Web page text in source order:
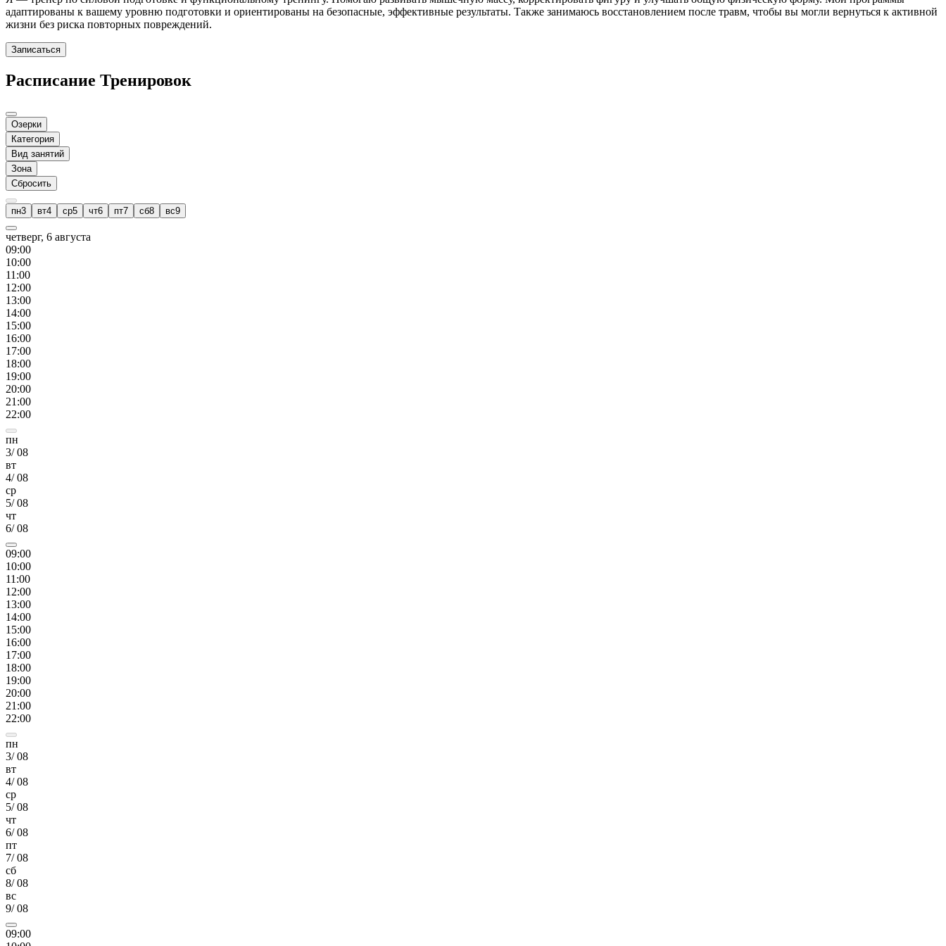
адаптированы к вашему уровню подготовки и ориентированы на безопасные, эффективные результаты. Также занимаюсь восстановлением после травм, чтобы вы могли вернуться к активной
жизни без риска повторных повреждений.
Записаться
Расписание Тренировок
Озерки
Категория
Вид занятий
Зона
Сбросить
пн3 вт4 ср5 чт6 пт7 сб8 вс9
четверг, 6 августа
09:00
10:00
11 :00
12:00
13:00
14:00
15:00
16:00
17:00
18:00
19:00
20:00
21 :00
22:00
пн
3/08
вт
4/08
ср
5/08
чт
6/08
09:00
10:00
11 :00
12:00
13:00
14:00
15:00
16:00
17:00
18:00
19:00
20:00
21 :00
22:00
пн
3/08
вт
4/08
ср
5/08
чт
6/08
пт
7/08
сб
8/08
вс
9/08
09:00